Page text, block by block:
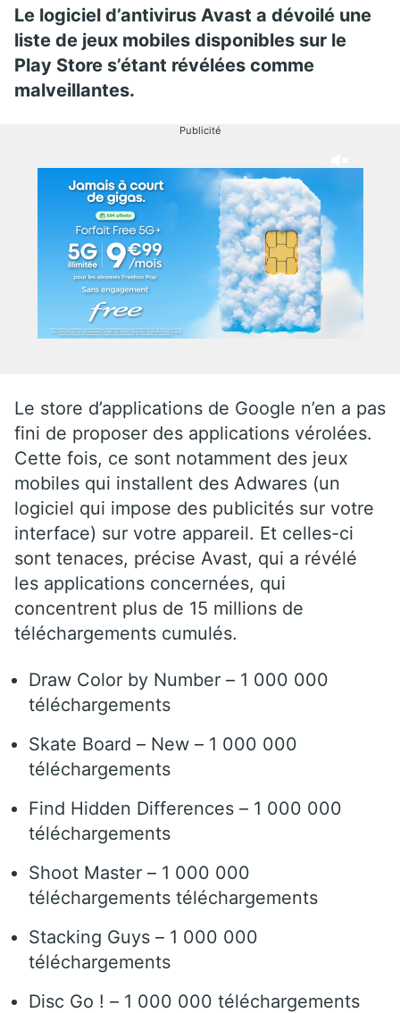
Le logiciel d’antivirus Avast a dévoilé une
liste de jeux mobiles disponibles sur le
Play Store s’étant révélées comme
malveillantes.
Publicité
Le store d’applications de Google n’en a pas
fini de proposer des applications vérolées.
Cette fois, ce sont notamment des jeux
mobiles qui installent des Adwares (un
logiciel qui impose des publicités sur votre
interface) sur votre appareil. Et celles-ci
sont tenaces, précise Avast, qui a révélé
les applications concernées, qui
concentrent plus de 15 millions de
téléchargements cumulés.
Draw Color by Number – 1 000 000
téléchargements
Skate Board – New – 1 000 000
téléchargements
Find Hidden Differences – 1 000 000
téléchargements
Shoot Master – 1 000 000
téléchargements téléchargements
Stacking Guys – 1 000 000
téléchargements
Disc Go ! – 1 000 000 téléchargements